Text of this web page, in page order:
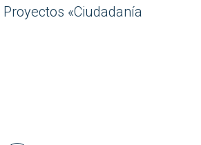
«Ciudadanía